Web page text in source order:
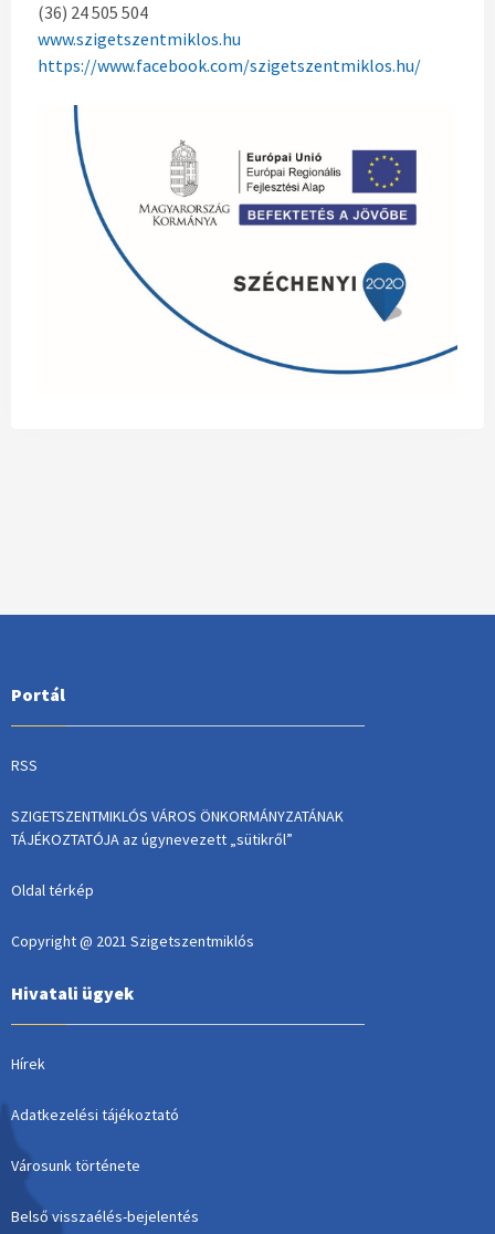
(36) 24 505 504
www.szigetszentmiklos.hu
https://www.facebook.com/szigetszentmiklos.hu/
Portál
RSS
SZIGETSZENTMIKLÓS VÁROS ÖNKORMÁNYZATÁNAK
TÁJÉKOZTATÓJA az úgynevezett „sütikről”
Oldal térkép
Copyright @ 2021 Szigetszentmiklós
Hivatali ügyek
Hírek
Adatkezelési tájékoztató
Városunk története
Belső visszaélés-bejelentés